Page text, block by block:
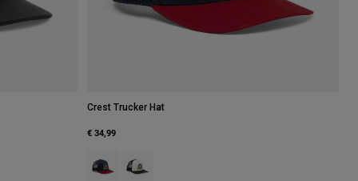
Crest Trucker Hat
€ 34,99
Product swatch type of Mitternachtsblau.
Product swatch type of Pearl White.